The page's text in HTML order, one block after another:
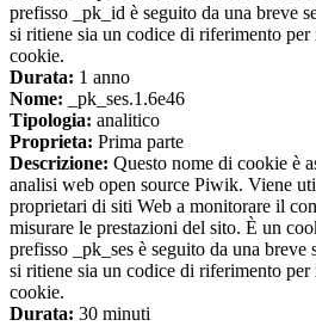
prefisso _pk_id è seguito da una breve
si ritiene sia un codice di riferimento
cookie.
Durata: 1 anno
Nome: _pk_ses.1.6e46
Tipologia: analitico
Proprieta: Prima parte
Descrizione: Questo nome di cookie è
analisi web open source Piwik. Viene
proprietari di siti Web a monitorare il
misurare le prestazioni del sito. È un
prefisso _pk_ses è seguito da una breve
si ritiene sia un codice di riferimento
cookie.
Durata: 30 minuti